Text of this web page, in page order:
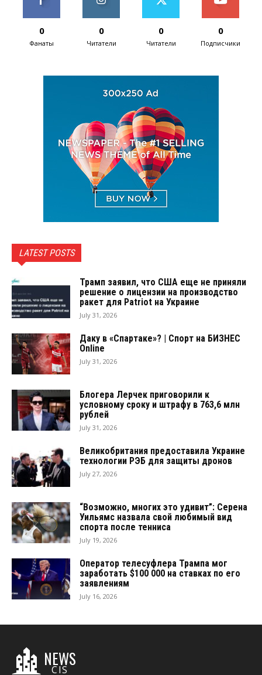
0
Фанаты
0
Читатели
0
Читатели
0
Подписчики
LATEST POSTS
Трамп заявил, что США еще не приняли
решение о лицензии на производство
ракет для Patriot на Украине
July 31, 2026
Даку в «Спартаке»? | Спорт на БИЗНЕС
Online
July 31, 2026
Блогера Лерчек приговорили к
условному сроку и штрафу в 763,6 млн
рублей
July 31, 2026
Великобритания предоставила Украине
технологии РЭБ для защиты дронов
July 27, 2026
“Возможно, многих это удивит”: Серена
Уильямс назвала свой любимый вид
спорта после тенниса
July 19, 2026
Оператор телесуфлера Трампа мог
заработать $100 000 на ставках по его
заявлениям
July 16, 2026
NEWS
CIS